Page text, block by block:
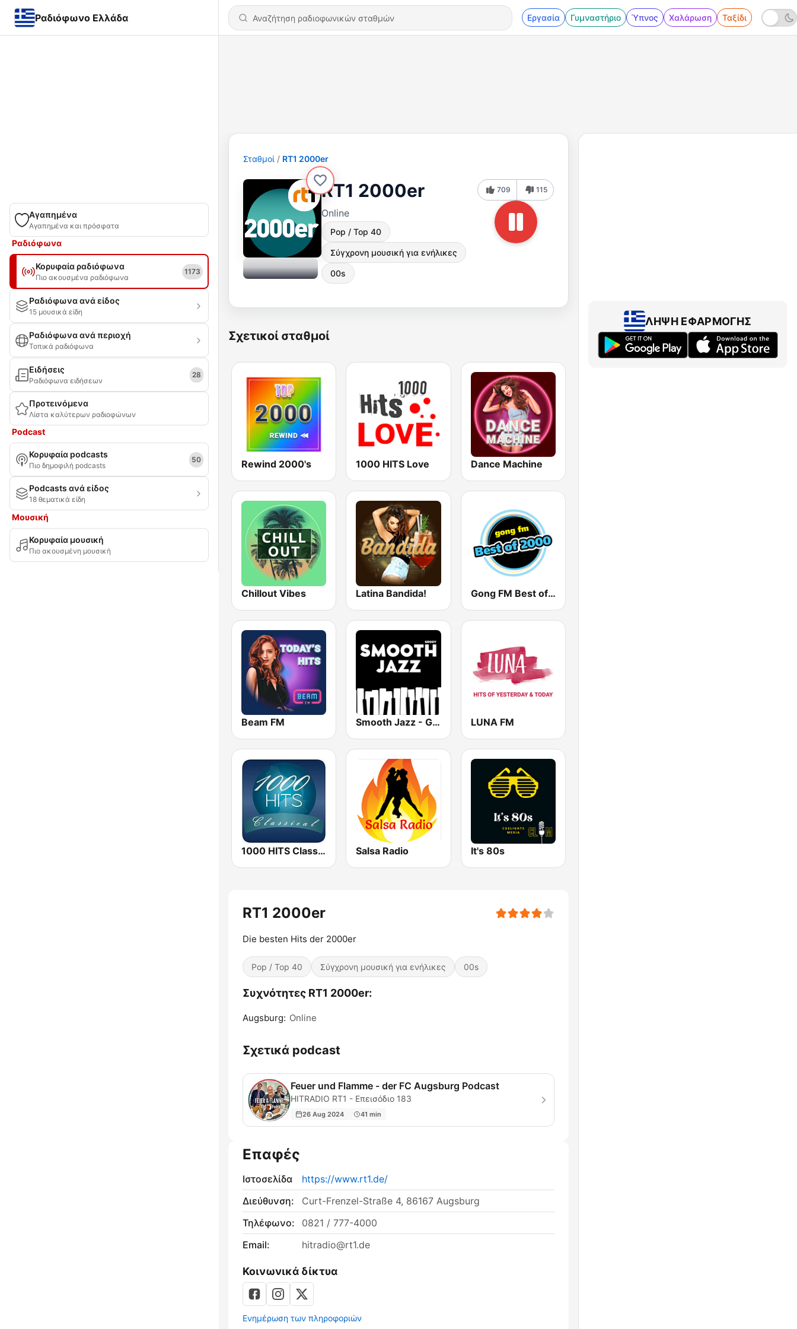
Ραδιόφωνο Ελλάδα Εργασία Γυμναστήριο Ύπνος Χαλάρωση Ταξίδι
Αγαπημένα
Αγαπημένα και πρόσφατα
Ραδιόφωνα
Κορυφαία ραδιόφωνα
Πιο ακουσμένα ραδιόφωνα
1173
Ραδιόφωνα ανά είδος
15 μουσικά είδη
Ραδιόφωνα ανά περιοχή
Τοπικά ραδιόφωνα
Ειδήσεις
Ραδιόφωνα ειδήσεων
28
Προτεινόμενα
Λίστα καλύτερων ραδιοφώνων
Podcast
Κορυφαία podcasts
Πιο δημοφιλή podcasts
50
Podcasts ανά είδος
18 θεματικά είδη
Μουσική
Κορυφαία μουσική
Πιο ακουσμένη μουσική
Σταθμοί RT1 2000er
RT1 2000er
Online
Pop / Top 40
Σύγχρονη μουσική για ενήλικες
00s
709 115
Σχετικοί σταθμοί
Rewind 2000's 1000 HITS Love Dance Machine
Chillout Vibes Latina Bandida! Gong FM Best of 2000
Beam FM Smooth Jazz - Groov LUNA FM
1000 HITS Classical Music Salsa Radio It's 80s
RT1 2000er
Die besten Hits der 2000er
Pop / Top 40 Σύγχρονη μουσική για ενήλικες 00s
Συχνότητες RT1 2000er:
Augsburg: Online
Σχετικά podcast
Feuer und Flamme - der FC Augsburg Podcast
HITRADIO RT1 - Επεισόδιο 183
26 Aug 2024 41 min
Επαφές
Ιστοσελίδα
https://www.rt1.de/
Διεύθυνση:
Curt-Frenzel-Straße 4, 86167 Augsburg
Τηλέφωνο:
0821 / 777-4000
Email:
hitradio@rt1.de
Κοινωνικά δίκτυα
Ενημέρωση των πληροφοριών
ΛΉΨΗ ΕΦΑΡΜΟΓΉΣ